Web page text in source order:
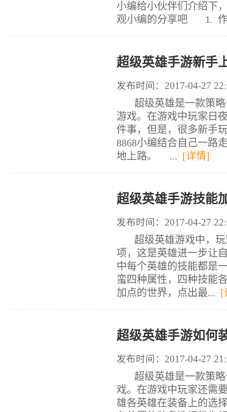
小编给小伙伴们介绍下
观小编的分享吧 1.
超级英雄手游新手
发布时间：2017-04-27
超级英雄是一款策略
游戏。在游戏中玩家日
件事，但是，很多新手
8868小编结合自己一路
地上路。 ... [详情]
超级英雄手游技能
发布时间：2017-04-27
超级英雄游戏中，玩
项，这是英雄进一步让
中每个英雄的技能都是
蛮四种属性，四种技能
加点的世界，点出最... [
超级英雄手游如何
发布时间：2017-04-27
超级英雄是一款策略
戏。在游戏中玩家还需
雄各英雄在装备上的选